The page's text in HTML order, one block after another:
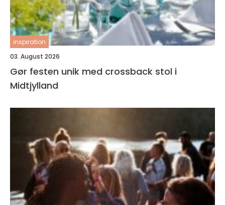
inspiration
03. August 2026
Gør festen unik med crossback stol i
Midtjylland